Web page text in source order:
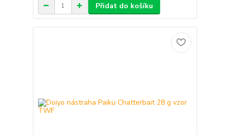
Přidat do košíku